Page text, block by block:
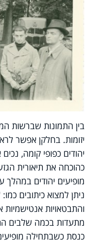
בין התמונות שברשות
יזומות. בחלקן אפשר
יהודים כפופי קומה,
כהוכחה את תיאורית
מופיעים יהודים במהלך
ניתן למצוא כיתובים
והתבטאויות
מתעדות בכמה שלבים
כנסת כשבתחילה